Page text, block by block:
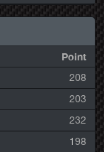
Point
208
203
232
198